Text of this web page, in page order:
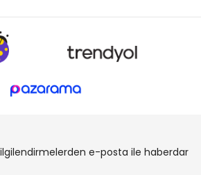
e-posta ile haberdar